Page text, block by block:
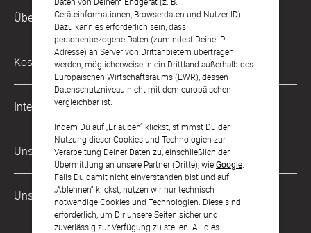
Geräteinformationen, Browserdaten und Nutzer-ID).
Dazu kann es erforderlich sein, dass
personenbezogene Daten (zumindest Deine IP-
Adresse) an Server von Drittanbietern übertragen
werden, möglicherweise in ein Drittland außerhalb des
Europäischen Wirtschaftsraums (EWR), dessen
Datenschutzniveau nicht mit dem europäischen
vergleichbar ist.
Indem Du auf „Erlauben“ klickst, stimmst Du der
Nutzung dieser Cookies und Technologien zur
Verarbeitung Deiner Daten zu, einschließlich der
Übermittlung an unsere Partner (Dritte), wieGoogle
Falls Du damit nicht einverstanden bist und auf
„Ablehnen“ klickst, nutzen wir nur technisch
notwendige Cookies und Technologien. Diese sind
erforderlich, um Dir unsere Seiten sicher und
zuverlässig zur Verfügung zu stellen. All dies
Kundenservice-Hotline
0221 956 725 10
Mo. - Fr. von 9 bis 17 Uhr
kontakt@sendmoments.de
Über Uns
Philosophie
Karriere
Impressum
AGB & Widerrufsrecht
Zahlung & Versand
Datenschutz
Barrierefreiheitserklärung
LLM's
Kostenlose Services
Musterkarten
Digitale Fotoalben
Digitale Gästelisten
FAQ & Hilfe
International
Österreich
Schweiz
Frankreich
Unsere Zahlungsarten
Unsere Partner